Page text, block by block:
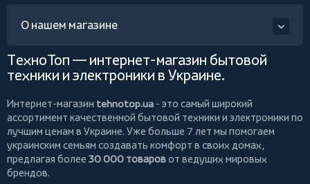
О нашем магазине
ТехноТоп — интернет-магазин бытовой
техники и электроники в Украине.
Интернет-магазин tehnotop.ua - это самый широкий
ассортимент качественной бытовой техники и электроники по
лучшим ценам в Украине. Уже больше 7 лет мы помогаем
украинским семьям создавать комфорт в своих домах,
предлагая более 30 000 товаровот ведущих мировых
брендов.